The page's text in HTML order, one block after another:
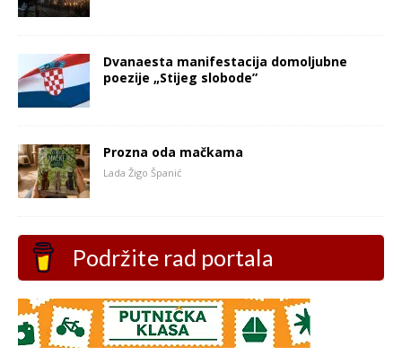
Dvanaesta manifestacija domoljubne
poezije „Stijeg slobode”
Prozna oda mačkama
Lada Žigo Španić
Podržite rad portala